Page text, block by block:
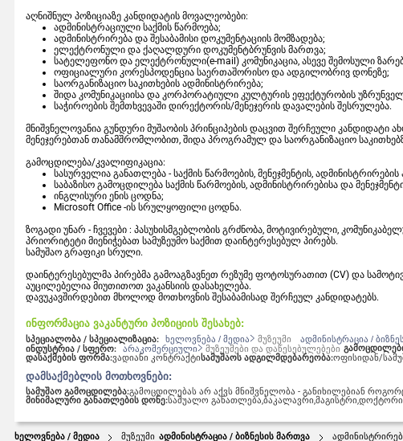
ინფორმაცია ვაკანტური პოზიციის შესახებ:
სპეციალობა / სპეციალიზაცია: ხელოვნება / მედია მუზეუმი ადმინისტრაცია /
ინდუსტრია / სფერო: არაკომერციული მუზეუმები და დაწესებულებები
დასაქმების ფორმა:ვადიანი კონტრაქტისამუშაოს ადგილმდებარეობა:ოფისიდან/
დამსაქმებლის მოთხოვნები:
სამუშაო გამოცდილება:გამოცდილებას არ აქვს მნიშვნელობა - განიხილებიან
მინიმალური განათლების დონე:საშუალო განათლება,ბაკალავრი,მაგისტრი,დოქტორი
აღნიშნულ პოზიციაზე კანდიდატის მოვალეობები:
ადმინისტრაციული საქმის წარმოება;
ადმინისტრირება და შესაბამისი დოკუმენტაციის მომზადება;
ელექტრონული და ქაღალდური დოკუმენტბრუნვის მართვა;
სატელეფონო და ელექტრონული(e-mail) კომუნიკაცია, ასევე შემოსული
ოფიციალური კორესპოდენცია საერთაშორისო და ადგილობრივ დონეზე;
საორგანიზაციო საკითხების ადმინისტრირება;
შიდა კომუნიკაციისა და კორპორატიული კულტურის ეფექტურობის
საჭიროების შემთხვევაში დირექტორის/მენეჯერის დავალების შესრულება.
მნიშვნელოვანია გუნდური მუშაობის პრინციპების დაცვით შერჩეული
მენეჯერებთან თანამშრომლობით, შიდა პროგრამულ და საორგანიზაციო
გამოცდილება/კვალიფიკაცია:
სასურველია განათლება - საქმის წარმოების, მენეჯმენტის,
საბაზისო გამოცდილება საქმის წარმოების, ადმინისტრირებისა და
ინგლისური ენის ცოდნა;
Microsoft Office -ის სრულყოფილი ცოდნა.
ზოგადი უნარ - ჩვევები : პასუხისმგებლობის გრძნობა, მოტივირებული,
პრიორიტეტი მიენიჭებათ სამუზეუმო საქმით დაინტერესებულ პირებს.
სამუშაო გრაფიკი სრული.
დაინტერესებულმა პირებმა გამოაგზავნეთ რეზუმე ფოტოსურათით (CV) და
აუცილებელია მიუთითოთ ვაკანსიის დასახელება.
დავუკავშირდებით მხოლოდ მოთხოვნის შესაბამისად შერჩეულ კანდიდატებს.
ხელოვნება / მედია მუზეუმი ადმინისტრაცია / ბიზნესის მართვა